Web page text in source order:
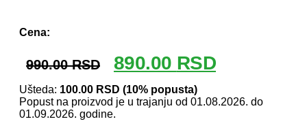
Cena:
990.00RSD
Originalna
cena
je
bila:
990.00 RSD.
890.00 RSDTrenutna
cena
890.00 RSD.
Ušteda: 100.00 RSD (10% popusta)
Popust na proizvod je u trajanju od 01.08.2026. do
01.09.2026. godine.